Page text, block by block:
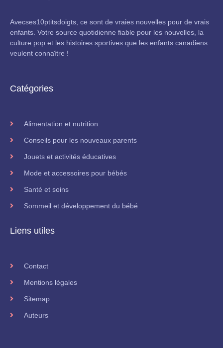
Avecses10ptitsdoigts, ce sont de vraies nouvelles pour de vrais
enfants. Votre source quotidienne fiable pour les nouvelles, la
culture pop et les histoires sportives que les enfants canadiens
veulent connaître !
Catégories
Alimentation et nutrition
Conseils pour les nouveaux parents
Jouets et activités éducatives
Mode et accessoires pour bébés
Santé et soins
Sommeil et développement du bébé
Liens utiles
Contact
Mentions légales
Sitemap
Auteurs